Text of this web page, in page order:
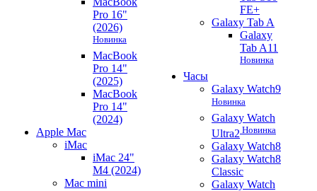
Pro 16"
(2026)
Новинка
MacBook
Pro 14"
(2025)
MacBook
Pro 14"
(2024)
Apple Mac
iMac
iMac 24"
M4 (2024)
Mac mini
FE+
Galaxy Tab A
Galaxy
Tab A11
Новинка
Часы
Galaxy Watch9
Новинка
Galaxy Watch
Ultra2 Новинка
Galaxy Watch8
Galaxy Watch8
Classic
Galaxy Watch